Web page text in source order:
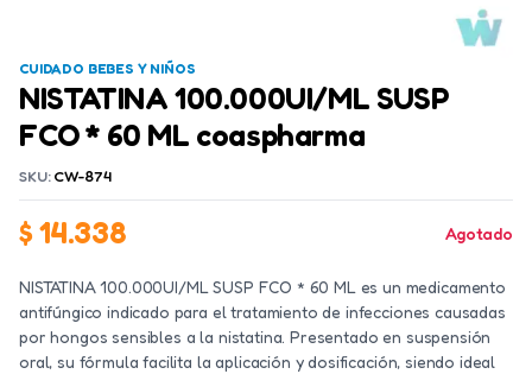
CUIDADO BEBES Y NIÑOS
NISTATINA 100.000UI/ML SUSP
FCO * 60 ML coaspharma
SKU: CW-874
$14.338 Agotado
NISTATINA 100.000UI/ML SUSP FCO * 60 ML es un medicamento
antifúngico indicado para el tratamiento de infecciones causadas
por hongos sensibles a la nistatina. Presentado en suspensión
oral, su fórmula facilita la aplicación y dosificación, siendo ideal